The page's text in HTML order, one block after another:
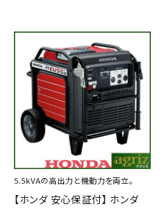
5.5kVAの高出力と機動力を両立。
【ホンダ 安心保証付】 ホンダ